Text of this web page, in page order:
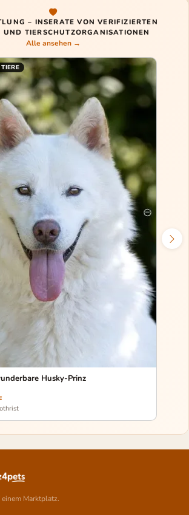
– INSERATE VON VERIFIZIERTEN
UND TIERSCHUTZORGANISATIONEN
Alle ansehen →
Husky-Prinz
Marktplatz.